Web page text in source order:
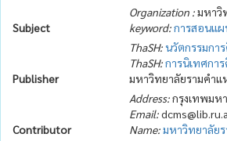
Organization :มหาวิ
Subject
keyword:การสอนแ
ThaSH:นวัตกรรมกา
ThaSH:การนิเทศกา
Publisher
มหาวิทยาลัยรามคำแ
Address:กรุงเทพมห
Email:
Contributor
Name:มหาวิทยาลัย